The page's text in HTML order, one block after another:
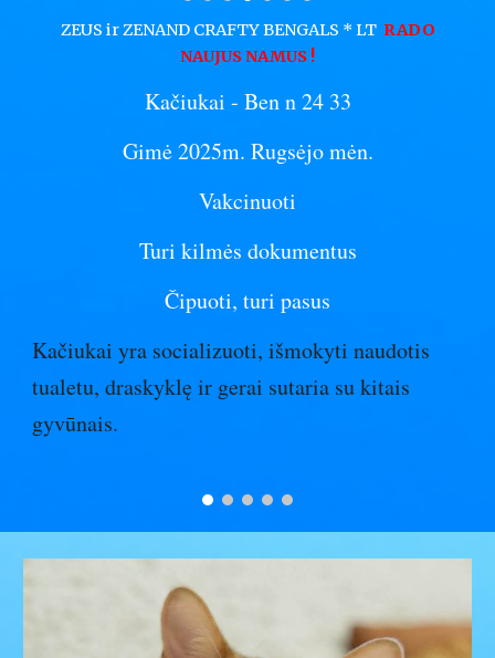
ZEUS ir ZENAND CRAFTY BENGALS * LT RADO
NAUJUS NAMUS !
Kačiukai - Ben n 24 33
Gimė 2025m. Rugsėjo mėn.
Vakcinuoti
Turi kilmės dokumentus
Čipuoti, turi pasus
Kačiukai yra socializuoti, išmokyti naudotis
tualetu, draskyklę ir gerai sutaria su kitais
gyvūnais.